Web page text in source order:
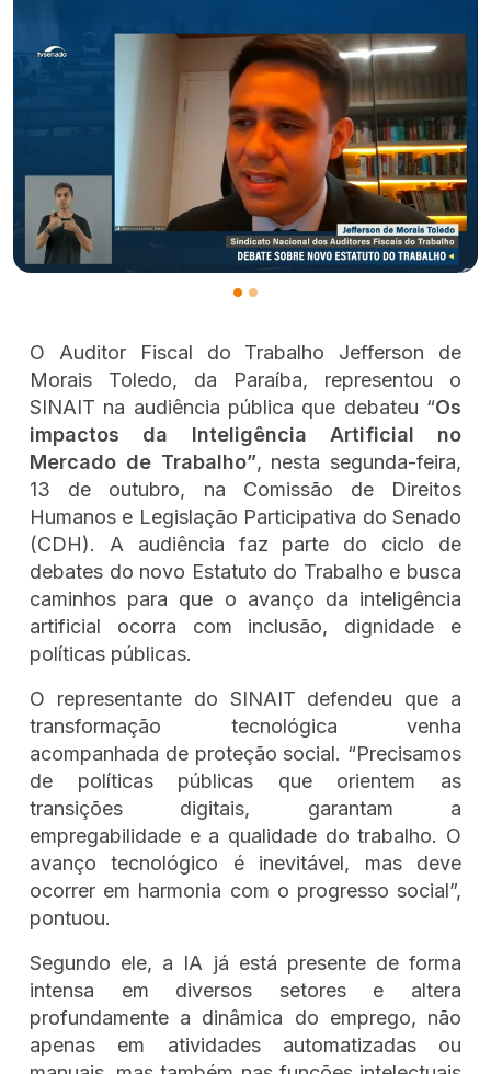
O Auditor Fiscal do Trabalho Jefferson de
Morais Toledo, da Paraíba, representou o
SINAIT na audiência pública que debateu “Os
impactos da Inteligência Artificial no
Mercado de Trabalho”, nesta segunda-feira,
13 de outubro, na Comissão de Direitos
Humanos e Legislação Participativa do Senado
(CDH). A audiência faz parte do ciclo de
debates do novo Estatuto do Trabalho e busca
caminhos para que o avanço da inteligência
artificial ocorra com inclusão, dignidade e
políticas públicas.
O representante do SINAIT defendeu que a
transformação tecnológica venha
acompanhada de proteção social. “Precisamos
de políticas públicas que orientem as
transições digitais, garantam a
empregabilidade e a qualidade do trabalho. O
avanço tecnológico é inevitável, mas deve
ocorrer em harmonia com o progresso social”,
pontuou.
Segundo ele, a IA já está presente de forma
intensa em diversos setores e altera
profundamente a dinâmica do emprego, não
apenas em atividades automatizadas ou